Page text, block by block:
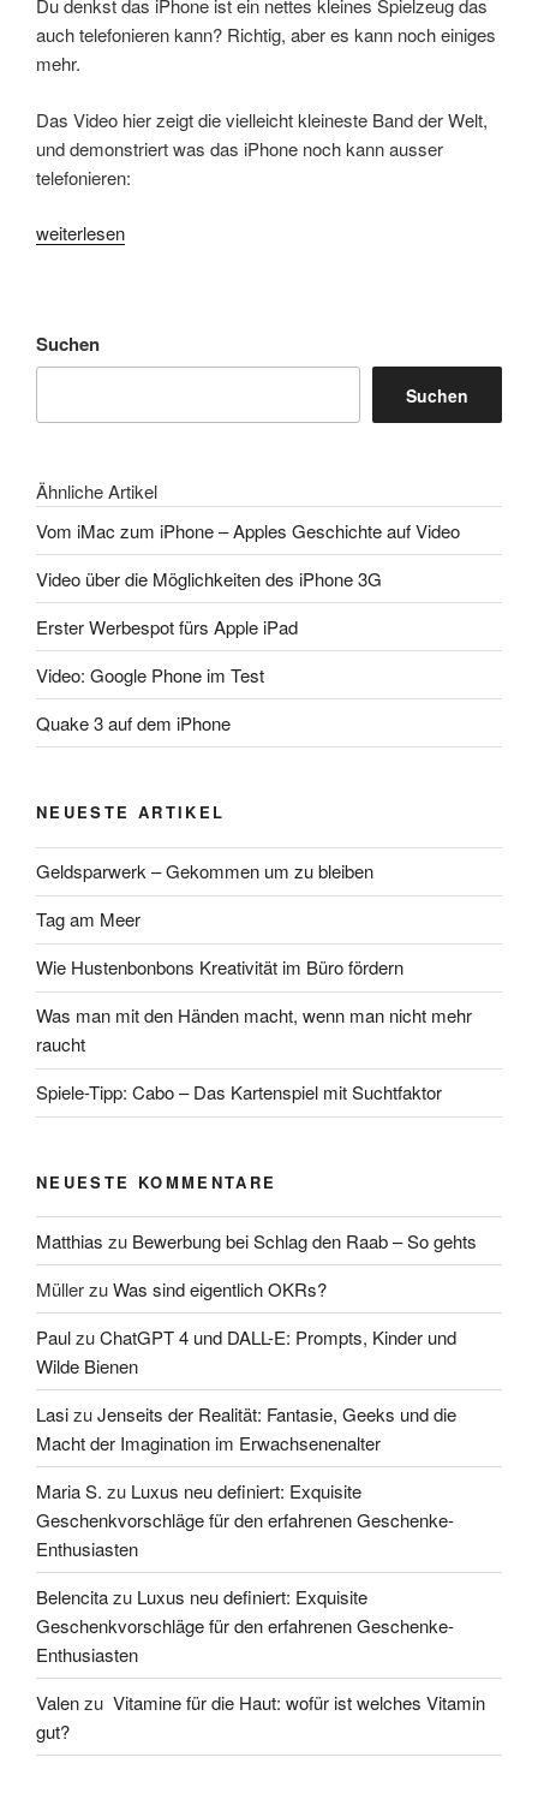
Du denkst das iPhone ist ein nettes kleines Spielzeug das
auch telefonieren kann? Richtig, aber es kann noch einiges
mehr.
Das Video hier zeigt die vielleicht kleineste Band der Welt,
und demonstriert was das iPhone noch kann ausser
telefonieren:
„iPhone
Band
der
weiterlesen
Suchen
Suchen
Ähnliche Artikel
Vom iMac zum iPhone – Apples Geschichte auf Video
Video über die Möglichkeiten des iPhone 3G
Erster Werbespot fürs Apple iPad
Video: Google Phone im Test
Quake 3 auf dem iPhone
NEUESTE ARTIKEL
Geldsparwerk – Gekommen um zu bleiben
Tag am Meer
Wie Hustenbonbons Kreativität im Büro fördern
Was man mit den Händen macht, wenn man nicht mehr
raucht
Spiele-Tipp: Cabo – Das Kartenspiel mit Suchtfaktor
NEUESTE KOMMENTARE
Matthias zu Bewerbung bei Schlag den Raab – So gehts
MüllerzuWas sind eigentlich OKRs?
PaulzuChatGPT 4 und DALL-E: Prompts, Kinder und
Wilde Bienen
LasizuJenseits der Realität: Fantasie, Geeks und die
Macht der Imagination im Erwachsenenalter
Maria S. zu Luxus neu definiert: Exquisite
Geschenkvorschläge für den erfahrenen Geschenke-
Enthusiasten
Belencitazu Luxus neu definiert: Exquisite
Geschenkvorschläge für den erfahrenen Geschenke-
Enthusiasten
Valenzu Vitamine für die Haut: wofür ist welches Vitamin
gut?